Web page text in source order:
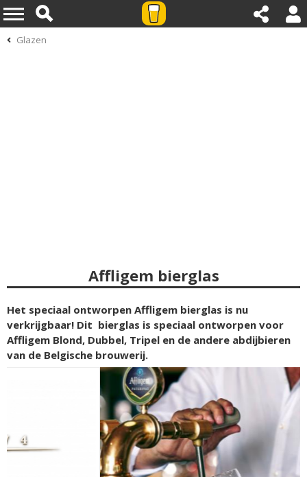
Glazen
Affligem bierglas
Het speciaal ontworpen Affligem bierglas is nu
verkrijgbaar! Dit bierglas is speciaal ontworpen voor
Affligem Blond, Dubbel, Tripel en de andere abdijbieren
van de Belgische brouwerij.